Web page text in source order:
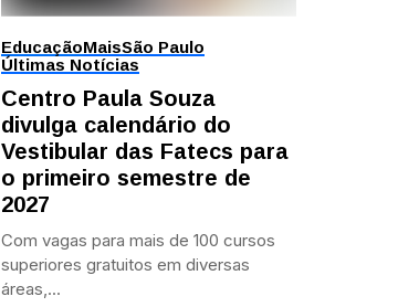
EducaçãoMaisSão Paulo
Últimas Notícias
Centro Paula Souza
divulga calendário do
Vestibular das Fatecs para
o primeiro semestre de
2027
Com vagas para mais de 100 cursos
superiores gratuitos em diversas
áreas,...